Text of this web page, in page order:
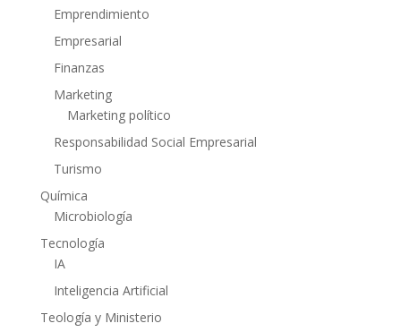
Emprendimiento
Empresarial
Finanzas
Marketing
Marketing político
Responsabilidad Social Empresarial
Turismo
Química
Microbiología
Tecnología
IA
Inteligencia Artificial
Teología y Ministerio